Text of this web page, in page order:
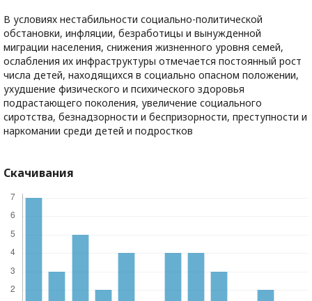
В условиях нестабильности социально-политической
обстановки, инфляции, безработицы и вынужденной
миграции населения, снижения жизненного уровня семей,
ослабления их инфраструктуры отмечается постоянный рост
числа детей, находящихся в социально опасном положении,
ухудшение физического и психического здоровья
подрастающего поколения, увеличение социального
сиротства, безнадзорности и беспризорности, преступности и
наркомании среди детей и подростков
Скачивания